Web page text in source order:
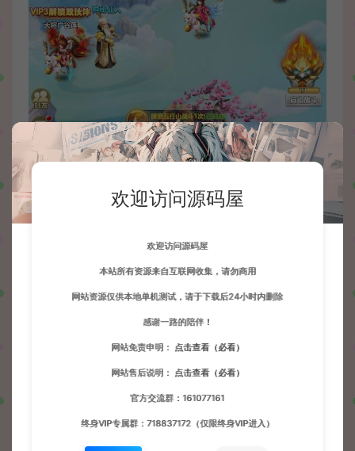
欢迎访问源码屋
欢迎访问源码屋
本站所有资源来自互联网收集，请勿商用
网站资源仅供本地单机测试，请于下载后24小时内删除
感谢一路的陪伴！
网站免责申明： 点击查看（必看）
网站售后说明： 点击查看（必看）
官方交流群：161077161
终身VIP专属群：718837172（仅限终身VIP进入）